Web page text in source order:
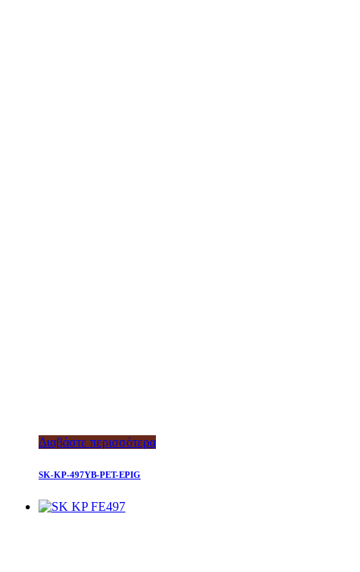
Διαβάστε περισσότερα
SK-KP-497YB-PET-EPIG